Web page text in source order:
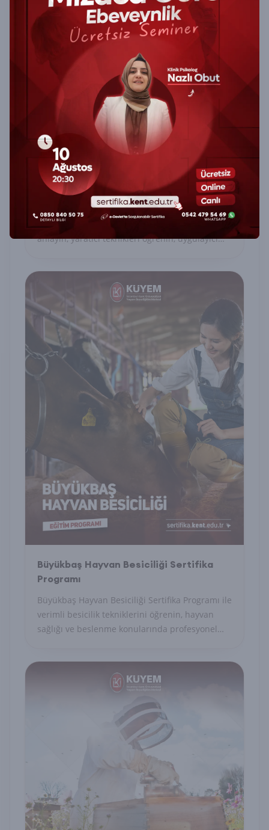
Masal Anlatıcılığı Ve Çocuk Resim
Analizi (Uygulayıcı Belge) Sertifika
Masal Anlatıcılığı ve Çocuk Resim Analizi
Sertifika Programı ile çocukların dünyasını
anlayın, yaratıcı teknikleri öğrenin, uygulayıcı
Büyükbaş Hayvan Besiciliği Sertifika
Programı
Büyükbaş Hayvan Besiciliği Sertifika Programı ile
verimli besicilik tekniklerini öğrenin, hayvan
sağlığı ve beslenme konularında profesyonel